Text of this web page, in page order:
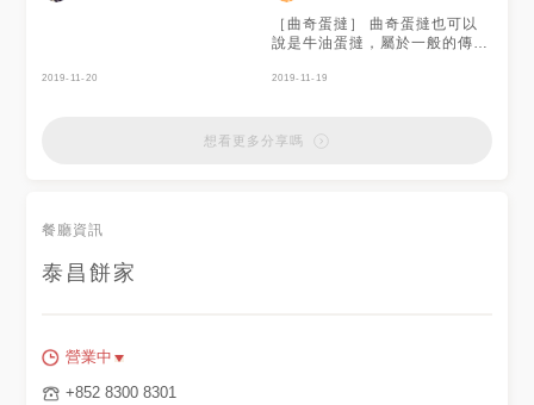
2019-11-20
［曲奇蛋撻］ 曲奇蛋撻也可以
說是牛油蛋撻，屬於一般的傳統
到的這種。 泰昌以外帶為主，
很香有明顯的鹹味，比傳統麵包
2019-11-19
想看更多分享嗎
餐廳資訊
泰昌餅家
營業中
+852 8300 8301